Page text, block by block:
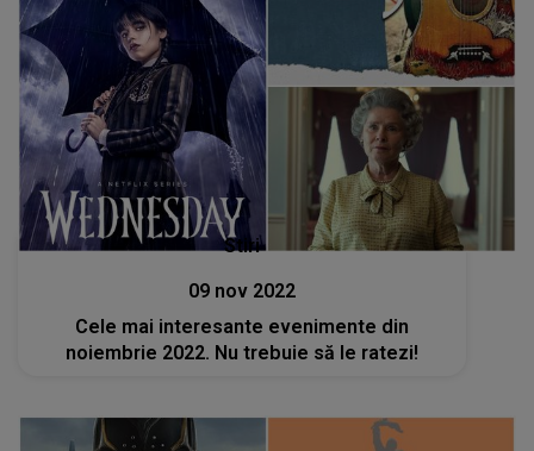
Stiri
09 nov 2022
Cele mai interesante evenimente din
noiembrie 2022. Nu trebuie să le ratezi!